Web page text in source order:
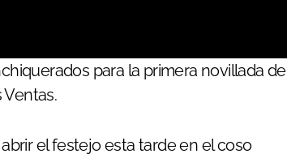
para la primera novillada de
Ventas.
el festejo esta tarde en el coso